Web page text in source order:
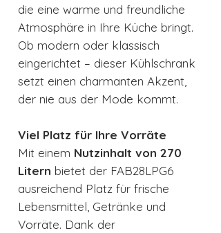
die eine warme und freundliche
Atmosphäre in Ihre Küche bringt.
Ob modern oder klassisch
eingerichtet – dieser Kühlschrank
setzt einen charmanten Akzent,
der nie aus der Mode kommt.
Viel Platz für Ihre Vorräte
Mit einem Nutzinhalt von 270
Litern bietet der FAB28LPG6
ausreichend Platz für frische
Lebensmittel, Getränke und
Vorräte. Dank der